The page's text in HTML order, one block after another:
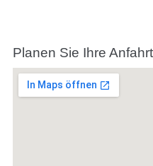
Planen Sie Ihre